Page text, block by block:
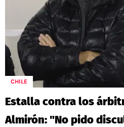
CHILE
Estalla contra los
Almirón: "No pido